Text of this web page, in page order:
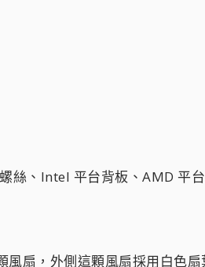
絲、Intel 平台背板、AMD 平
風扇，外側這顆風扇採用白色